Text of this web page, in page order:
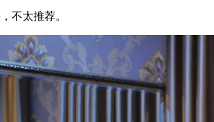
不太推荐。